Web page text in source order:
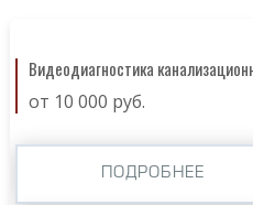
Видеодиагностика
от 10 000 руб.
ПОДРОБНЕЕ